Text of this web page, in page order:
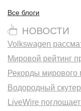
Все блоги
НОВОСТИ
Volkswagen
Мировой рейтинг
Рекорды мирового
Водородный
LiveWire